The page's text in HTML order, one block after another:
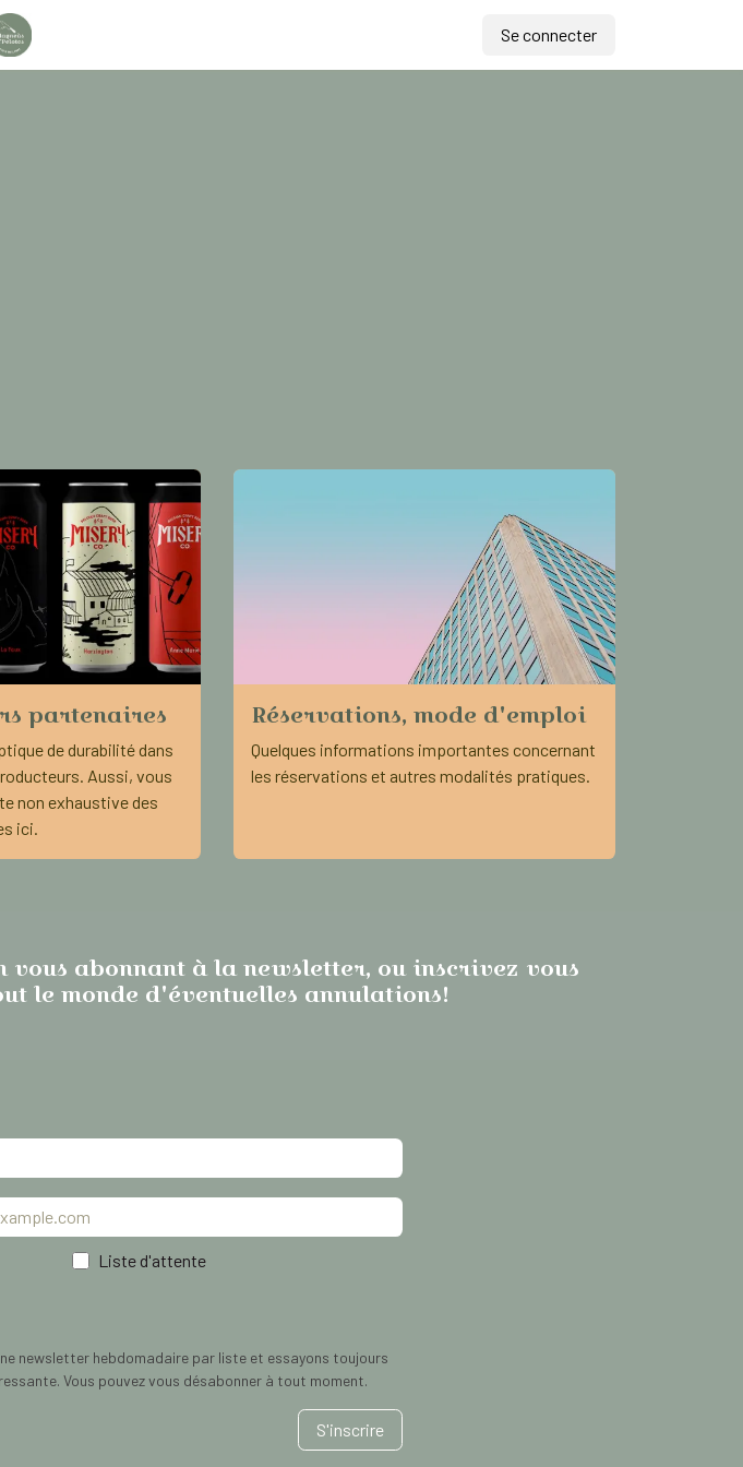
Se connecter
partenaires
de durabilité dans
Aussi, vous
non exhaustive des
ici.
Réservations, mode d'emploi
Quelques informations importantes concernant
les réservations et autres modalités pratiques.
vous abonnant à la newsletter, ou inscrivez vous
le monde d'éventuelles annulations!
Liste d'attente
newsletter hebdomadaire par liste et essayons toujours
Vous pouvez vous désabonner à tout moment.
S'inscrire